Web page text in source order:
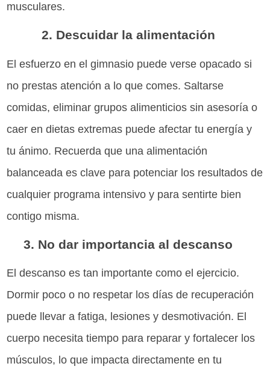
musculares.
2. Descuidar la alimentación
El esfuerzo en el gimnasio puede verse opacado si
no prestas atención a lo que comes. Saltarse
comidas, eliminar grupos alimenticios sin asesoría o
caer en dietas extremas puede afectar tu energía y
tu ánimo. Recuerda que una alimentación
balanceada es clave para potenciar los resultados de
cualquier programa intensivo y para sentirte bien
contigo misma.
3. No dar importancia al descanso
El descanso es tan importante como el ejercicio.
Dormir poco o no respetar los días de recuperación
puede llevar a fatiga, lesiones y desmotivación. El
cuerpo necesita tiempo para reparar y fortalecer los
músculos, lo que impacta directamente en tu